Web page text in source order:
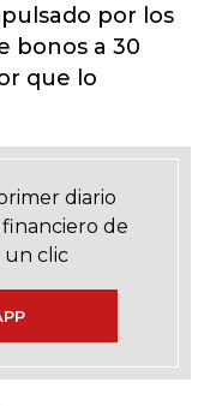
por los
bonos a 30
que lo
diario
de
un clic